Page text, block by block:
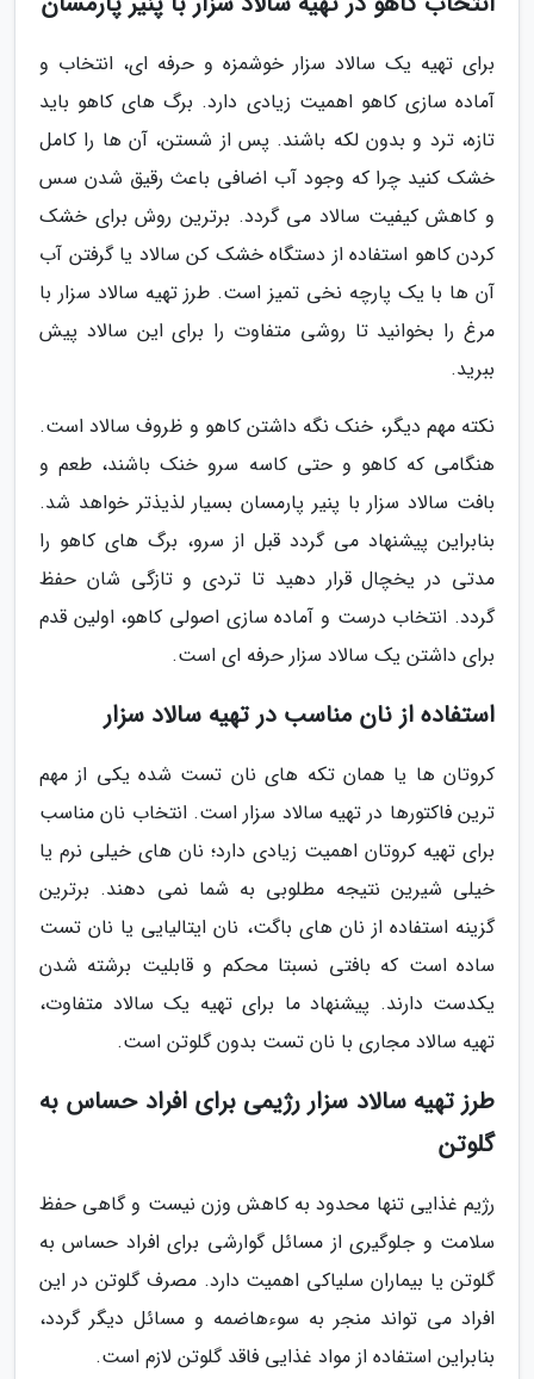
برای تهیه یک سالاد سزار خوشمزه و حرفه ای، انتخاب و
آماده سازی کاهو اهمیت زیادی دارد. برگ های کاهو باید
تازه، ترد و بدون لکه باشند. پس از شستن، آن ها را کامل
خشک کنید چرا که وجود آب اضافی باعث رقیق شدن سس
و کاهش کیفیت سالاد می گردد. برترین روش برای خشک
کردن کاهو استفاده از دستگاه خشک کن سالاد یا گرفتن آب
آن ها با یک پارچه نخی تمیز است. طرز تهیه سالاد سزار با
مرغ را بخوانید تا روشی متفاوت را برای این سالاد پیش
ببرید.
نکته مهم دیگر، خنک نگه داشتن کاهو و ظروف سالاد است.
هنگامی که کاهو و حتی کاسه سرو خنک باشند، طعم و
بافت سالاد سزار با پنیر پارمسان بسیار لذیذتر خواهد شد.
بنابراین پیشنهاد می گردد قبل از سرو، برگ های کاهو را
مدتی در یخچال قرار دهید تا تردی و تازگی شان حفظ
گردد. انتخاب درست و آماده سازی اصولی کاهو، اولین قدم
برای داشتن یک سالاد سزار حرفه ای است.
استفاده از نان مناسب در تهیه سالاد سزار
کروتان ها یا همان تکه های نان تست شده یکی از مهم
ترین فاکتورها در تهیه سالاد سزار است. انتخاب نان مناسب
برای تهیه کروتان اهمیت زیادی دارد؛ نان های خیلی نرم یا
خیلی شیرین نتیجه مطلوبی به شما نمی دهند. برترین
گزینه استفاده از نان های باگت، نان ایتالیایی یا نان تست
ساده است که بافتی نسبتا محکم و قابلیت برشته شدن
یکدست دارند. پیشنهاد ما برای تهیه یک سالاد متفاوت،
تهیه سالاد مجاری با نان تست بدون گلوتن است.
طرز تهیه سالاد سزار رژیمی برای افراد حساس به
گلوتن
رژیم غذایی تنها محدود به کاهش وزن نیست و گاهی حفظ
سلامت و جلوگیری از مسائل گوارشی برای افراد حساس به
گلوتن یا بیماران سلیاکی اهمیت دارد. مصرف گلوتن در این
افراد می تواند منجر به سوءهاضمه و مسائل دیگر گردد،
بنابراین استفاده از مواد غذایی فاقد گلوتن لازم است.